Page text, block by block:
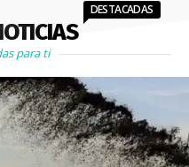
DESTACADAS
para ti